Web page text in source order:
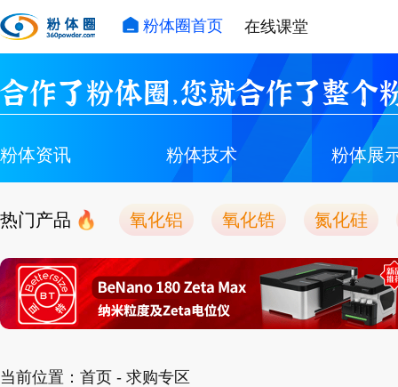
粉体圈首页 在线课堂
合作了粉体圈，您就合作了整个
粉体资讯 粉体技术 粉体展
热门产品 氧化铝 氧化锆 氮化硅
当前位置： 首页 - 求购专区